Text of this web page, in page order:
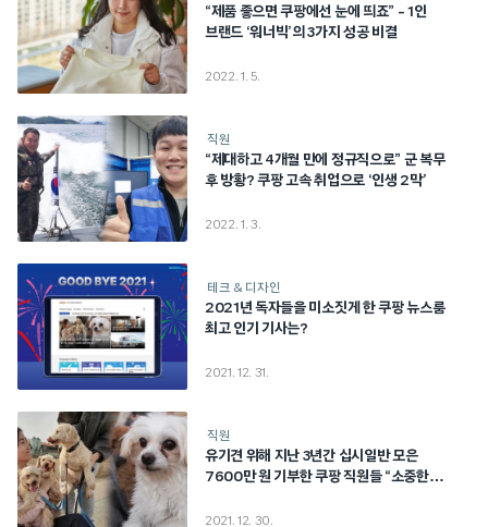
“제품 좋으면 쿠팡에선 눈에 띄죠” – 1인
브랜드 ‘워너빅’의 3가지 성공 비결
2022. 1. 5.
직원
“제대하고 4개월 만에 정규직으로” 군 복무
후 방황? 쿠팡 고속 취업으로 ‘인생 2막’
2022. 1. 3.
테크 & 디자인
2021년 독자들을 미소짓게 한 쿠팡 뉴스룸
최고 인기 기사는?
2021. 12. 31.
직원
유기견 위해 지난 3년간 십시일반 모은
7600만 원 기부한 쿠팡 직원들 “소중한
2021. 12. 30.